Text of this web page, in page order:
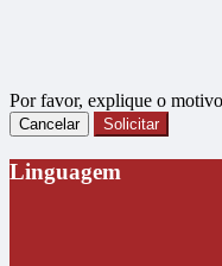
Por favor, explique o motivo
Cancelar Solicitar
Linguagem